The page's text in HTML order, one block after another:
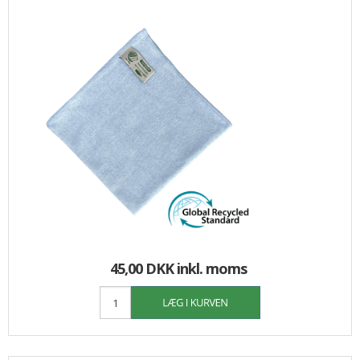
45,00 DKKinkl. moms